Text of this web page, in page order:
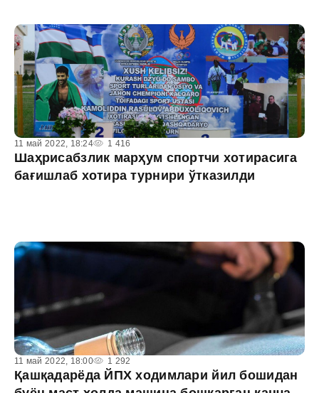
11 май 2022, 18:24 1 416
Шаҳрисабзлик марҳум спортчи хотирасига
бағишлаб хотира турнири ўтказилди
11 май 2022, 18:00 1 292
Қашқадарёда ЙПХ ходимлари йил бошидан